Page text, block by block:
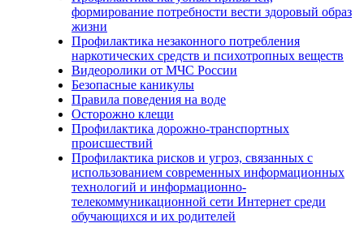
формирование потребности вести здоровый образ
жизни
Профилактика незаконного потребления
наркотических средств и психотропных веществ
Видеоролики от МЧС России
Безопасные каникулы
Правила поведения на воде
Осторожно клещи
Профилактика дорожно-транспортных
происшествий
Профилактика рисков и угроз, связанных с
использованием современных информационных
технологий и информационно-
телекоммуникационной сети Интернет среди
обучающихся и их родителей